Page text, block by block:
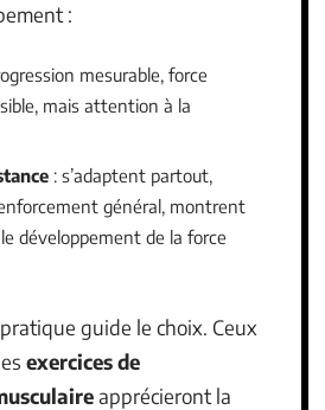
:
mesurable, force
mais attention à la
: s’adaptent partout,
général, montrent
développement de la force
guide le choix. Ceux
exercices de
apprécieront la